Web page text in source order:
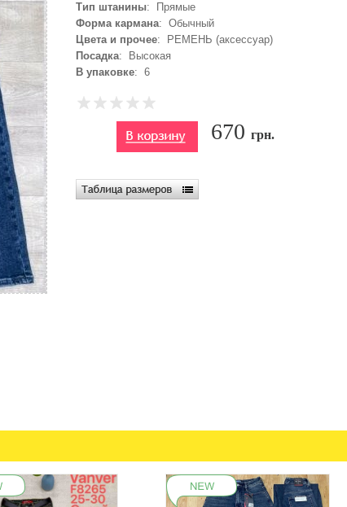
Тип штанины: Прямые
Форма кармана: Обычный
Цвета и прочее: РЕМЕНЬ (аксессуар)
Посадка: Высокая
В упаковке: 6
670 грн.